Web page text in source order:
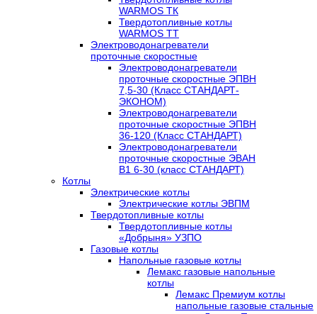
WARMOS TК
Твердотопливные котлы
WARMOS TT
Электроводонагреватели
проточные скоростные
Электроводонагреватели
проточные скоростные ЭПВН
7,5-30 (Класс СТАНДАРТ-
ЭКОНОМ)
Электроводонагреватели
проточные скоростные ЭПВН
36-120 (Класс СТАНДАРТ)
Электроводонагреватели
проточные скоростные ЭВАН
В1 6-30 (класс СТАНДАРТ)
Котлы
Электрические котлы
Электрические котлы ЭВПМ
Твердотопливные котлы
Твердотопливные котлы
«Добрыня» УЗПО
Газовые котлы
Напольные газовые котлы
Лемакс газовые напольные
котлы
Лемакс Премиум котлы
напольные газовые стальные